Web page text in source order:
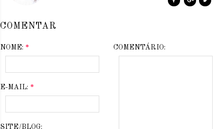
COMENTAR
NOME: *
E-MAIL: *
SITE/BLOG:
COMENTÁRIO: